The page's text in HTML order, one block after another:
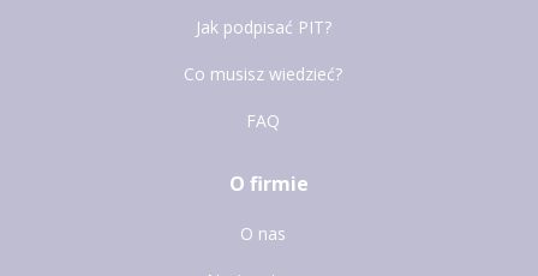
Jak podpisać PIT?
Co musisz wiedzieć?
FAQ
O firmie
O nas